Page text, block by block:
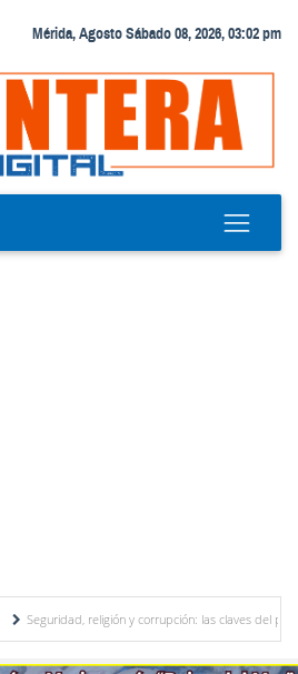
Mérida, Agosto Sábado 08, 2026, 03:02 pm
Seguridad, religión y corrupción: las claves del primer